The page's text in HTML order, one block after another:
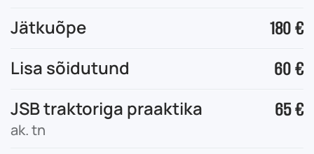
Jätkuõpe 180 €
Lisa sõidutund 60 €
JSB traktoriga praaktika
ak. tn
65 €